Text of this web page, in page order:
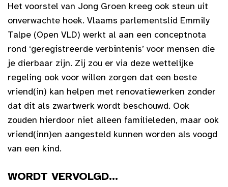
Het voorstel van Jong Groen kreeg ook steun uit
onverwachte hoek. Vlaams parlementslid Emmily
Talpe (Open VLD) werkt al aan een conceptnota
rond ‘geregistreerde verbintenis’ voor mensen die
je dierbaar zijn. Zij zou er via deze wettelijke
regeling ook voor willen zorgen dat een beste
vriend(in) kan helpen met renovatiewerken zonder
dat dit als zwartwerk wordt beschouwd. Ook
zouden hierdoor niet alleen familieleden, maar ook
vriend(inn)en aangesteld kunnen worden als voogd
van een kind.
WORDT VERVOLGD…